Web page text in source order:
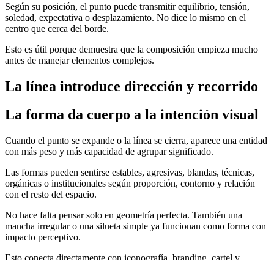
Según su posición, el punto puede transmitir equilibrio, tensión,
soledad, expectativa o desplazamiento. No dice lo mismo en el
centro que cerca del borde.
Esto es útil porque demuestra que la composición empieza mucho
antes de manejar elementos complejos.
La línea introduce dirección y recorrido
La forma da cuerpo a la intención visual
Cuando el punto se expande o la línea se cierra, aparece una entidad
con más peso y más capacidad de agrupar significado.
Las formas pueden sentirse estables, agresivas, blandas, técnicas,
orgánicas o institucionales según proporción, contorno y relación
con el resto del espacio.
No hace falta pensar solo en geometría perfecta. También una
mancha irregular o una silueta simple ya funcionan como forma con
impacto perceptivo.